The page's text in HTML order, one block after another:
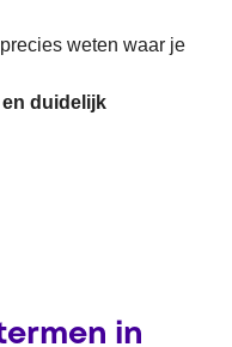
weten waar je
duidelijk
in